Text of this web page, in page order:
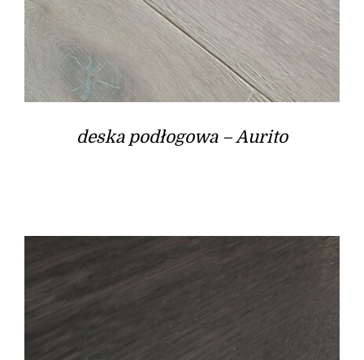
deska podłogowa – Aurito